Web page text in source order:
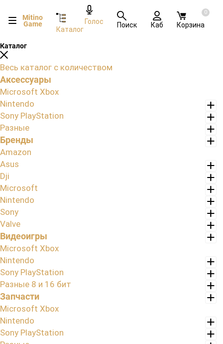
Mitino
Game
Каталог
Голос Поиск Каб
0
Корзина
Каталог
Весь каталог с количеством
Аксессуары
Microsoft Xbox
Nintendo
Sony PlayStation
Разные
Бренды
Amazon
Asus
Dji
Microsoft
Nintendo
Sony
Valve
Видеоигры
Microsoft Xbox
Nintendo
Sony PlayStation
Разные 8 и 16 бит
Запчасти
Microsoft Xbox
Nintendo
Sony PlayStation